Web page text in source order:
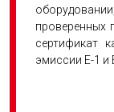
проверенных
сертификат
эмиссии Е-1 и